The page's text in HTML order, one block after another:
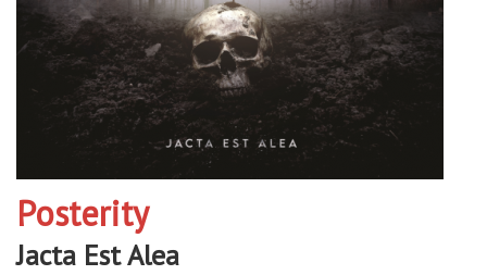
Posterity
Jacta Est Alea